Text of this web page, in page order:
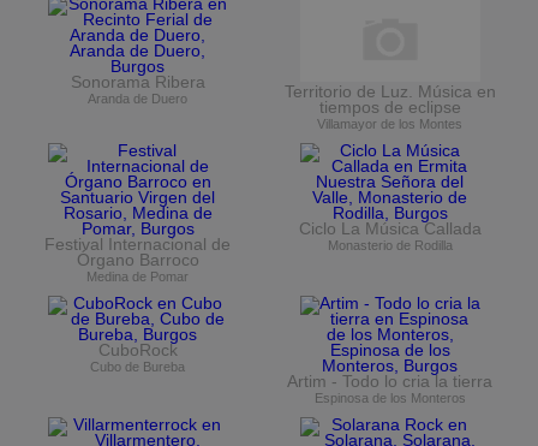
Sonorama Ribera
Aranda de Duero
Territorio de Luz. Música en
tiempos de eclipse
Villamayor de los Montes
Festival Internacional de
Órgano Barroco
Medina de Pomar
Ciclo La Música Callada
Monasterio de Rodilla
CuboRock
Cubo de Bureba
Artim - Todo lo cria la tierra
Espinosa de los Monteros